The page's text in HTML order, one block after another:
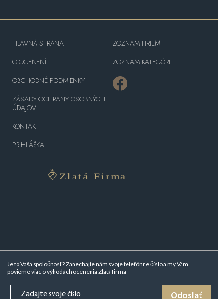
Je to Vaša spoločnosť? Zanechajte nám svoje telefónne číslo a my Vám
povieme viac ovýhodách ocenenia Zlatá firma
Odoslať
HLAVNÁ STRANA
O OCENENÍ
OBCHODNÉ PODMIENKY
ZÁSADY OCHRANY OSOBNÝCH
ÚDAJOV
KONTAKT
PRIHLÁŠKA
ZOZNAM FIRIEM
ZOZNAM KATEGÓRII